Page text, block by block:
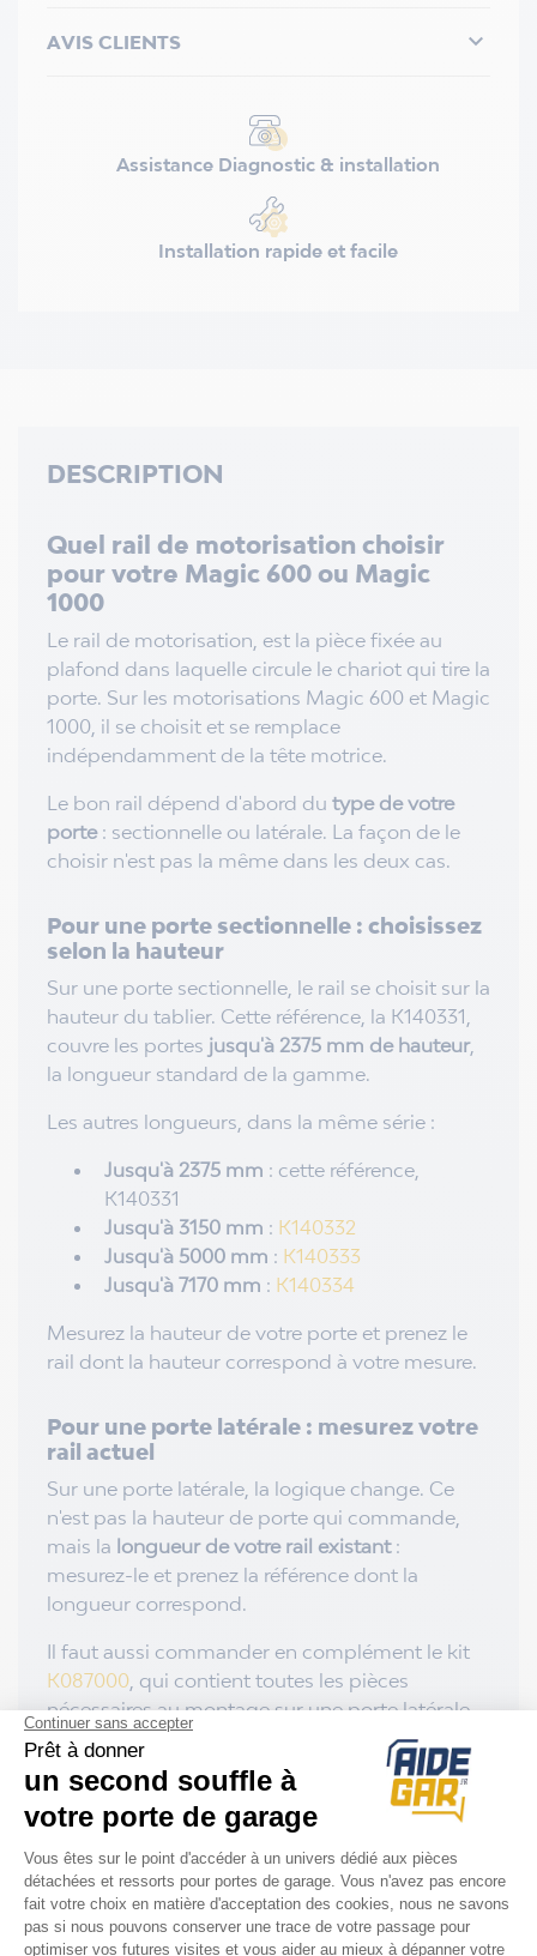
AVIS CLIENTS 
Assistance Diagnostic & installation
Installation rapide et facile
DESCRIPTION
Quel rail de motorisation choisir
pour votre Magic 600 ou Magic
1000
Le rail de motorisation, est la pièce fixée au
plafond dans laquelle circule le chariot qui tire la
porte. Sur les motorisations Magic 600 et Magic
1000, il se choisit et se remplace
indépendamment de la tête motrice.
Le bon rail dépend d'abord du type de votre
porte: sectionnelle ou latérale. La façon de le
choisir n'est pas la même dans les deux cas.
Pour une porte sectionnelle : choisissez
selon la hauteur
Sur une porte sectionnelle, le rail se choisit sur la
hauteur du tablier. Cette référence, la K140331,
couvre les portes jusqu'à 2375 mm de hauteur,
la longueur standard de la gamme.
Les autres longueurs, dans la même série :
Jusqu'à 2375 mm : cette référence,
K140331
Jusqu'à 3150 mm : K140332
Jusqu'à 5000 mm : K140333
Jusqu'à 7170 mm : K140334
Mesurez la hauteur de votre porte et prenez le
rail dont la hauteur correspond à votre mesure.
Pour une porte latérale : mesurez votre
rail actuel
Sur une porte latérale, la logique change. Ce
n'est pas la hauteur de porte qui commande,
mais la longueur de votre rail existant:
mesurez-le et prenez la référence dont la
longueur correspond.
Il faut aussi commander en complément le kit
K087000 , qui contient toutes les pièces
nécessaires au montage sur une porte latérale.
Sans lui, le rail seul ne suffit pas à équiper ce
type de porte.
Vous avez une motorisation Spark ?
Ce rail équipe aussi les motorisations Spark, à
condition d'ajouter le kit d'adaptation TSRFK .
Sans ce kit, le rail est prévu pour les Magic 600